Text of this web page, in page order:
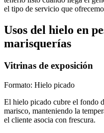
el tipo de servicio que
Usos del hielo en
marisquerías
Vitrinas de exposición
Formato: Hielo picado
El hielo picado cubre el fondo
marisco, manteniendo la
el cliente asocia con frescura.